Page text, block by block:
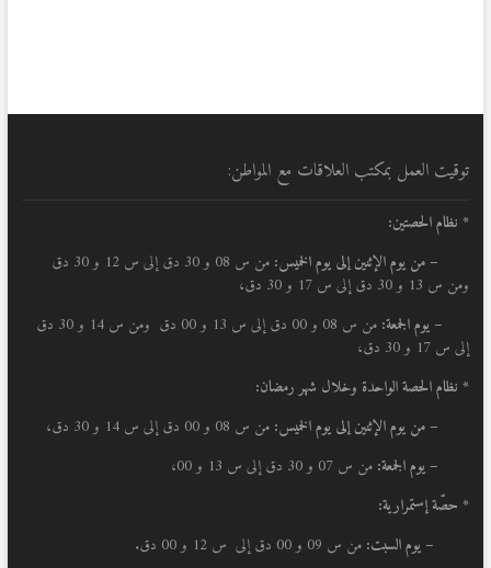
توقيت العمل بمكتب العلاقات مع المواطن:
* نظام الحصتين:
– من يوم الإثنين إلى يوم الخميس:
من س 08 و 30 دق إلى س 12 و 30 دق
ومن س 13 و 30 دق إلى س 17 و 30 دق،
– يوم الجمعة:
من س 08 و 00 دق إلى س 13 و 00 دق ومن س 14 و 30 دق
إلى س 17 و 30 دق،
* نظام الحصة الواحدة وخلال شهر رمضان:
– من يوم الإثنين إلى يوم الخميس: من س 08 و 00 دق إلى س 14 و 30 دق،
– يوم الجمعة: من س 07 و 30 دق إلى س 13 و 00،
* حصّة إستمرارية:
– يوم السبت: من س 09 و 00 دق إلى س 12 و 00 دق.